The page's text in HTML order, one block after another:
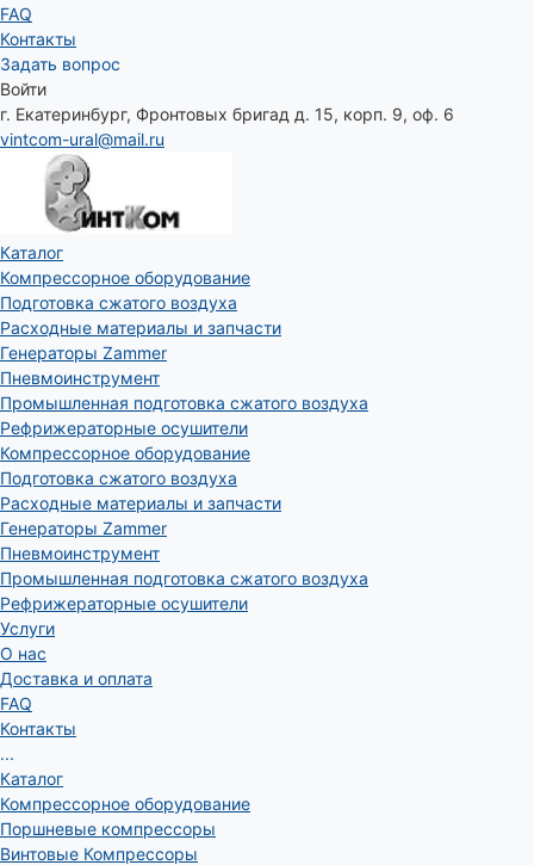
FAQ
Контакты
Задать вопрос
Войти
г. Екатеринбург, Фронтовых бригад д. 15, корп. 9, оф. 6
vintcom-ural@mail.ru
Каталог
Компрессорное оборудование
Подготовка сжатого воздуха
Расходные материалы и запчасти
Генераторы Zammer
Пневмоинструмент
Промышленная подготовка сжатого воздуха
Рефрижераторные осушители
Компрессорное оборудование
Подготовка сжатого воздуха
Расходные материалы и запчасти
Генераторы Zammer
Пневмоинструмент
Промышленная подготовка сжатого воздуха
Рефрижераторные осушители
Услуги
О нас
Доставка и оплата
FAQ
Контакты
...
Каталог
Компрессорное оборудование
Поршневые компрессоры
Винтовые Компрессоры